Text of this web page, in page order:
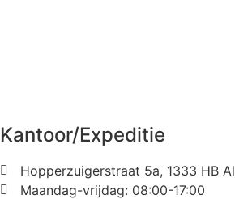
Kantoor/Expeditie
Hopperzuigerstraat 5a, 1333 HB
Maandag-vrijdag: 08:00-17:00